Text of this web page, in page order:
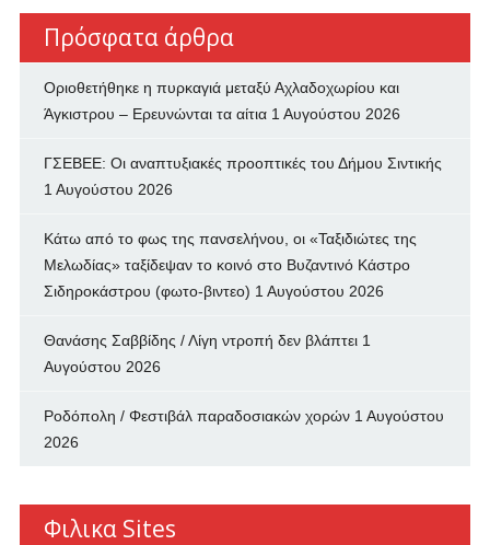
Πρόσφατα άρθρα
Οριοθετήθηκε η πυρκαγιά μεταξύ Αχλαδοχωρίου και
Άγκιστρου – Ερευνώνται τα αίτια 1 Αυγούστου 2026
ΓΣΕΒΕΕ: Οι αναπτυξιακές προοπτικές του Δήμου Σιντικής
1 Αυγούστου 2026
Κάτω από το φως της πανσελήνου, οι «Ταξιδιώτες της
Μελωδίας» ταξίδεψαν το κοινό στο Βυζαντινό Κάστρο
Σιδηροκάστρου (φωτο-βιντεο) 1 Αυγούστου 2026
Θανάσης Σαββίδης / Λίγη ντροπή δεν βλάπτει 1
Αυγούστου 2026
Ροδόπολη / Φεστιβάλ παραδοσιακών χορών 1 Αυγούστου
2026
Φιλικα Sites